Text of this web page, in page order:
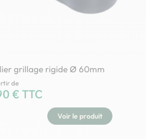
grillage rigide Ø 60mm
de
€ TTC
Voir le produit